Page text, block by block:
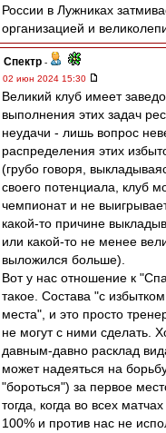
России в Лужниках
организацией и
Спектр -
02 июн 2024 15:30
Великий клуб имеет
выполнения этих задач
неудачи - лишь вопрос
распределения этих
(грубо говоря,
своего потенциала, клуб
чемпионат и не
какой-то причине
или какой-то не менее
выложился больше).
Вот у нас отношение к
такое. Состава "с
места", и это просто
не могут с ними сделать.
давным-давно расклад
может надеяться на
"бороться") за первое
тогда, когда во всех
100% и против нас не